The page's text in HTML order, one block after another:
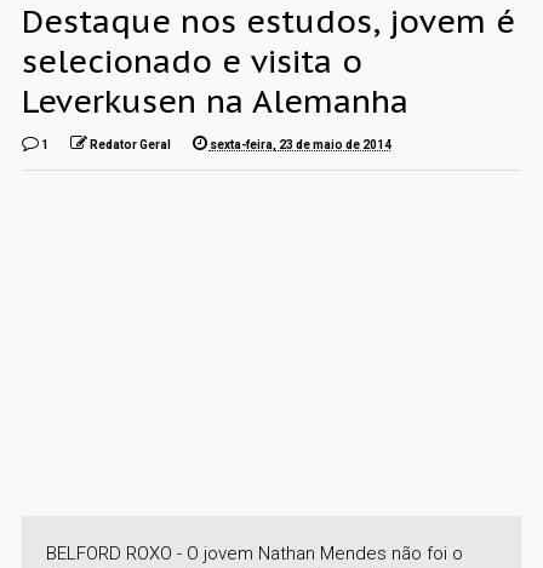
Destaque nos estudos, jovem é
selecionado e visita o
Leverkusen na Alemanha
1 Redator Geral sexta-feira, 23 de maio de 2014
BELFORD ROXO - O jovem Nathan Mendes não foi o